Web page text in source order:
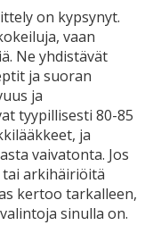
on kypsynyt.
vaan
Ne yhdistävät
ja suoran
ja
tyypillisesti 80-85
ja
vaivatonta. Jos
arkihäiriöitä
kertoo tarkalleen,
sinulla on.